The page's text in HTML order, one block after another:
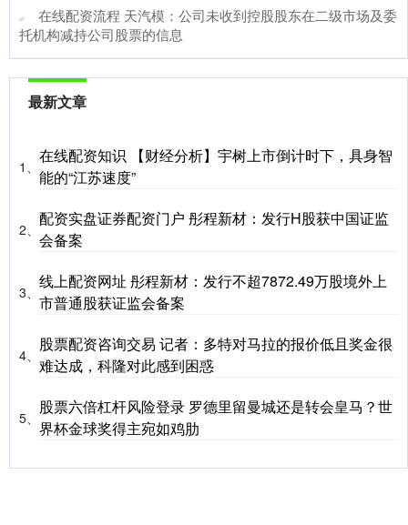
​在线配资流程 天汽模：公司未收到控股股东在二级市场及委
托机构减持公司股票的信息
最新文章
1、
在线配资知识 【财经分析】宇树上市倒计时下，具身智
能的“江苏速度”
2、
配资实盘证券配资门户 彤程新材：发行H股获中国证监
会备案
3、
线上配资网址 彤程新材：发行不超7872.49万股境外上
市普通股获证监会备案
4、
股票配资咨询交易 记者：多特对马拉的报价低且奖金很
难达成，科隆对此感到困惑
5、
股票六倍杠杆风险登录 罗德里留曼城还是转会皇马？世
界杯金球奖得主宛如鸡肋